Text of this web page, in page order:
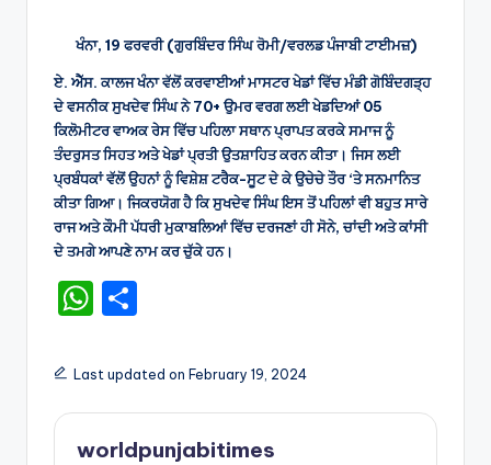
ਖੰਨਾ, 19 ਫਰਵਰੀ (ਗੁਰਬਿੰਦਰ ਸਿੰਘ ਰੋਮੀ/ਵਰਲਡ ਪੰਜਾਬੀ ਟਾਈਮਜ਼)
ਏ. ਐੱਸ. ਕਾਲਜ ਖੰਨਾ ਵੱਲੋਂ ਕਰਵਾਈਆਂ ਮਾਸਟਰ ਖੇਡਾਂ ਵਿੱਚ ਮੰਡੀ ਗੋਬਿੰਦਗੜ੍ਹ
ਦੇ ਵਸਨੀਕ ਸੁਖਦੇਵ ਸਿੰਘ ਨੇ 70+ ਉਮਰ ਵਰਗ ਲਈ ਖੇਡਦਿਆਂ 05
ਕਿਲੋਮੀਟਰ ਵਾਅਕ ਰੇਸ ਵਿੱਚ ਪਹਿਲਾ ਸਥਾਨ ਪ੍ਰਾਪਤ ਕਰਕੇ ਸਮਾਜ ਨੂੰ
ਤੰਦਰੁਸਤ ਸਿਹਤ ਅਤੇ ਖੇਡਾਂ ਪ੍ਰਤੀ ਉਤਸ਼ਾਹਿਤ ਕਰਨ ਕੀਤਾ। ਜਿਸ ਲਈ
ਪ੍ਰਬੰਧਕਾਂ ਵੱਲੋਂ ਉਹਨਾਂ ਨੂੰ ਵਿਸ਼ੇਸ਼ ਟਰੈਕ-ਸੂਟ ਦੇ ਕੇ ਉਚੇਚੇ ਤੌਰ ‘ਤੇ ਸਨਮਾਨਿਤ
ਕੀਤਾ ਗਿਆ। ਜਿਕਰਯੋਗ ਹੈ ਕਿ ਸੁਖਦੇਵ ਸਿੰਘ ਇਸ ਤੋਂ ਪਹਿਲਾਂ ਵੀ ਬਹੁਤ ਸਾਰੇ
ਰਾਜ ਅਤੇ ਕੌਮੀ ਪੱਧਰੀ ਮੁਕਾਬਲਿਆਂ ਵਿੱਚ ਦਰਜਣਾਂ ਹੀ ਸੋਨੇ, ਚਾਂਦੀ ਅਤੇ ਕਾਂਸੀ
ਦੇ ਤਮਗੇ ਆਪਣੇ ਨਾਮ ਕਰ ਚੁੱਕੇ ਹਨ।
W
a
ts
A
ar
e
Last updated on February 19, 2024
worldpunjabitimes